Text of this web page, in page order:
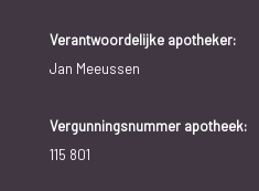
Verantwoordelijke apotheker:
Jan Meeussen
Vergunningsnummer apotheek:
115 801